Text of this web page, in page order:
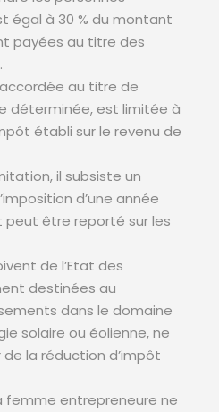
égal à 30 % du montant
payées au titre des
au titre de
déterminée, est limitée à
établi sur le revenu de
il subsiste un
d’une année
être reporté sur les
de l’Etat des
destinées au
dans le domaine
solaire ou éolienne, ne
la réduction d’impôt
femme entrepreneure ne